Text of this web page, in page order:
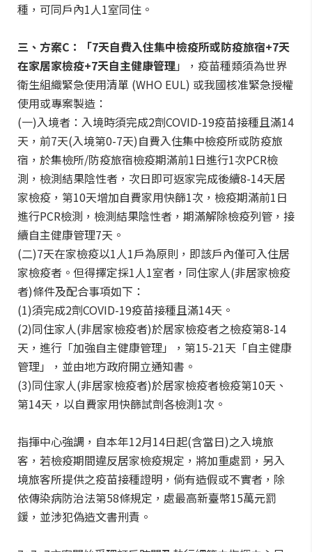
種，可同戶內1人1室同住。
三、方案C：「7天自費入住集中檢疫所或防疫旅宿+7天
在家居家檢疫+7天自主健康管理」，疫苗種類須為世界
衛生組織緊急使用清單 (WHO EUL) 或我國核准緊急授權
使用或專案製造：
(一)入境者：入境時須完成2劑COVID-19疫苗接種且滿14
天，前7天(入境第0-7天)自費入住集中檢疫所或防疫旅
宿，於集檢所/防疫旅宿檢疫期滿前1日進行1次PCR檢
測，檢測結果陰性者，次日即可返家完成後續8-14天居
家檢疫，第10天增加自費家用快篩1次，檢疫期滿前1日
進行PCR檢測，檢測結果陰性者，期滿解除檢疫列管，接
續自主健康管理7天。
(二)7天在家檢疫以1人1戶為原則，即該戶內僅可入住居
家檢疫者。但得擇定採1人1室者，同住家人(非居家檢疫
者)條件及配合事項如下：
(1)須完成2劑COVID-19疫苗接種且滿14天。
(2)同住家人(非居家檢疫者)於居家檢疫者之檢疫第8-14
天，進行「加強自主健康管理」，第15-21天「自主健康
管理」，並由地方政府開立通知書。
(3)同住家人(非居家檢疫者)於居家檢疫者檢疫第10天、
第14天，以自費家用快篩試劑各檢測1次。
指揮中心強調，自本年12月14日起(含當日)之入境旅
客，若檢疫期間違反居家檢疫規定，將加重處罰，另入
境旅客所提供之疫苗接種證明，倘有造假或不實者，除
依傳染病防治法第58條規定，處最高新臺幣15萬元罰
鍰，並涉犯偽造文書刑責。